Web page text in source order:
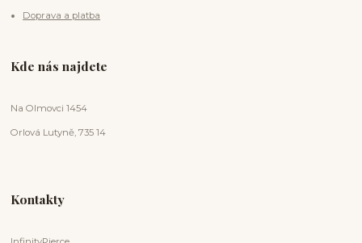
Doprava a platba
Kde nás najdete
Na Olmovci 1454
Orlová Lutyně, 735 14
Kontakty